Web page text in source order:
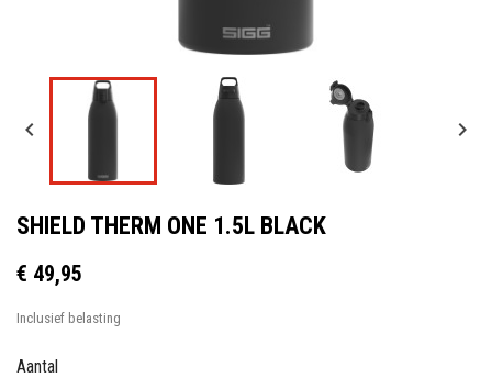
 
SHIELD THERM ONE 1.5L BLACK
€ 49,95
Inclusief belasting
Aantal